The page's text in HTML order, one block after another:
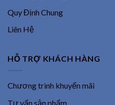
Quy Định Chung
Liên Hệ
HỖ TRỢ KHÁCH HÀNG
Chương trình khuyến mãi
Tư vấn sản phẩm